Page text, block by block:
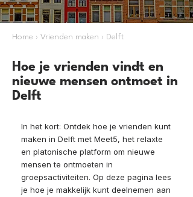
Home › Vrienden maken › Delft
Hoe je vrienden vindt en
nieuwe mensen ontmoet in
Delft
In het kort: Ontdek hoe je vrienden kunt
maken in Delft met Meet5, het relaxte
en platonische platform om nieuwe
mensen te ontmoeten in
groepsactiviteiten. Op deze pagina lees
je hoe je makkelijk kunt deelnemen aan